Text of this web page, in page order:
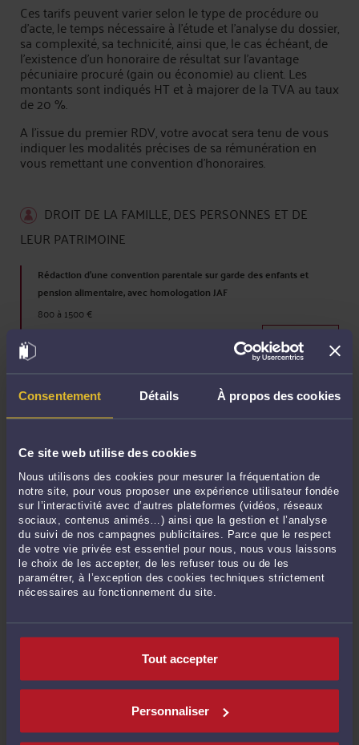
Consentement Détails À propos des cookies
Ce site web utilise des cookies
Nous utilisons des cookies pour mesurer la fréquentation de
notre site, pour vous proposer une expérience utilisateur fondée
sur l’interactivité avec d’autres plateformes (vidéos, réseaux
sociaux, contenus animés…) ainsi que la gestion et l’analyse
du suivi de nos campagnes publicitaires. Parce que le respect
de votre vie privée est essentiel pour nous, nous vous laissons
le choix de les accepter, de les refuser tous ou de les
paramétrer, à l’exception des cookies techniques strictement
nécessaires au fonctionnement du site.
Tout accepter
Personnaliser
Ces tarifs peuvent varier selon le type de procédure ou
d'acte, le temps nécessaire à l'étude et l'analyse du dossier,
sa complexité, sa technicité, ainsi que, le cas échéant, de
l’existence d’un honoraire de résultat sur l’avantage
pécuniaire procuré (gain ou économie) au client. Les
montants sont indiqués HT et à majorer de la TVA au taux
de 20 %.
A l’issue du premier RDV, votre avocat sera tenu de vous
indiquer les modalités précises de sa rémunération en
vous remettant une convention d'honoraires.
DROIT DE LA FAMILLE, DES PERSONNES ET DE
LEUR PATRIMOINE
Rédaction d'une convention parentale sur garde des enfants et
pension alimentaire, avec homologation JAF
800 à 1500 €
Prendre RDV >
Procédure pour obtenir ou modifier la garde des enfants
Liquidation du régime matrimonial : procédure de partage judiciaire
2000 à 5000 €
+0 à 10% des sommes obtenues
Prendre RDV >
Divorce par consentement mutuel (sur requête conjointe)
1500 à 2000 €
partage du patrimoine commun
2000 à 5000 €